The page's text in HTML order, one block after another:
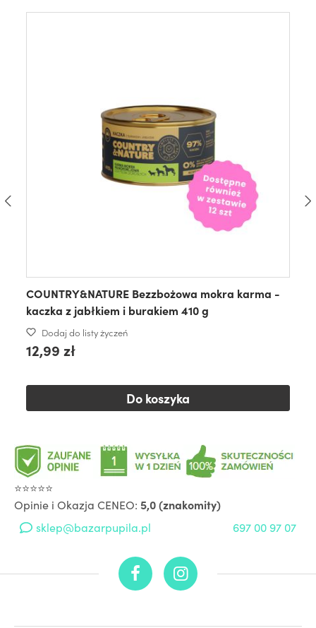
COUNTRY&NATURE Bezzbożowa mokra karma -
kaczka z jabłkiem i burakiem 410 g
Dodaj do listy życzeń
12,99 zł
Do koszyka
⭐⭐⭐⭐⭐
Opinie i Okazja CENEO: 5,0 (znakomity)
sklep@bazarpupila.pl
697 00 97 07